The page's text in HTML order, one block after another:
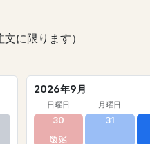
に限ります）
2026年9月
日曜日 月曜日
30 31